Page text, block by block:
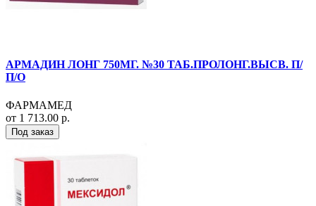
АРМАДИН ЛОНГ 750МГ. №30 ТАБ.ПРОЛОНГ.ВЫСВ. П/
П/О
ФАРМАМЕД
от 1 713.00 р.
Под заказ